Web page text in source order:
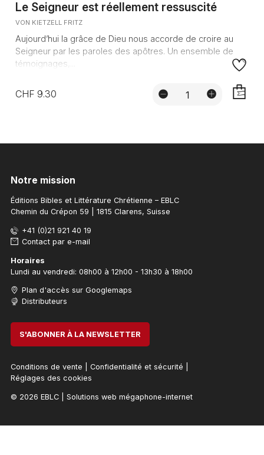
Le Seigneur est réellement ressuscité
VON KIETZELL FRITZ
Aujourd’hui la grâce de Dieu nous accorde de croire au
Seigneur par les paroles des apôtres. Un ensemble de
témoignages,...
CHF 9.30
Notre mission
Éditions Bibles et Littérature Chrétienne – EBLC
Chemin du Crépon 59 | 1815 Clarens, Suisse
+41 (0)21 921 40 19
Contact par e-mail
Horaires
Lundi au vendredi: 08h00 à 12h00 - 13h30 à 18h00
Plan d'accès sur Googlemaps
Distributeurs
S'ABONNER À LA NEWSLETTER
Conditions de vente Confidentialité et sécurité
Réglages des cookies
© 2026 EBLC| Solutions web mégaphone-internet